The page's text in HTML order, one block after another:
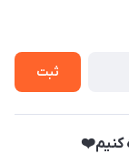
ثبت
کنیم❤️